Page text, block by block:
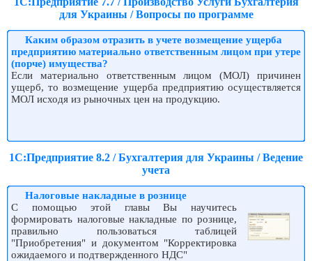
для Украины / Вопросы по программе
Каким образом отразить в учете возмещение ущерба
предприятию материально ответственным лицом при утере
(порче) имущества?
Если материально ответственным лицом (МОЛ) причинен
ущерб, то возмещение ущерба предприятию осуществляется
МОЛ исходя из рыночных цен на продукцию.
1С:Предприятие 8.2 / Бухгалтерия для Украины / Ведение
учета
Налоговые накладные в рознице
С помощью этой главы Вы научитесь
формировать налоговые накладные по рознице,
правильно пользоваться таблицей
"Приобретения" и документом "Корректировка
ожидаемого и подтвержденного НДС"